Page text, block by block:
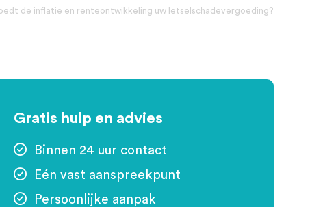
de inflatie en renteontwikkeling uw letselschadevergoeding?
Gratis hulp en advies
Binnen 24 uur contact
Eén vast aanspreekpunt
Persoonlijke aanpak